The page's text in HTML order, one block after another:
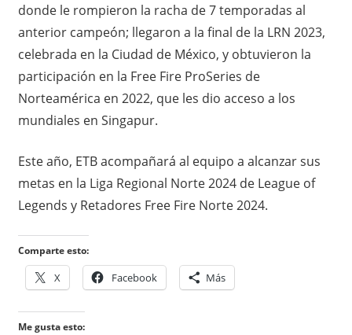
donde le rompieron la racha de 7 temporadas al
anterior campeón; llegaron a la final de la LRN 2023,
celebrada en la Ciudad de México, y obtuvieron la
participación en la Free Fire ProSeries de
Norteamérica en 2022, que les dio acceso a los
mundiales en Singapur.
Este año, ETB acompañará al equipo a alcanzar sus
metas en la Liga Regional Norte 2024 de League of
Legends y Retadores Free Fire Norte 2024.
Comparte esto:
X Facebook Más
Me gusta esto: